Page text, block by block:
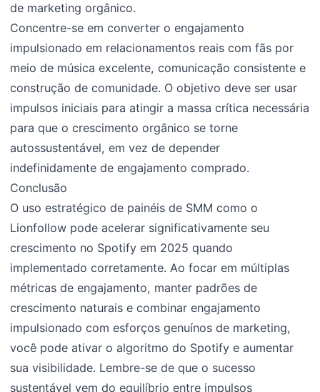
de marketing orgânico.
Concentre-se em converter o engajamento
impulsionado em relacionamentos reais com fãs por
meio de música excelente, comunicação consistente e
construção de comunidade. O objetivo deve ser usar
impulsos iniciais para atingir a massa crítica necessária
para que o crescimento orgânico se torne
autossustentável, em vez de depender
indefinidamente de engajamento comprado.
Conclusão
O uso estratégico de painéis de SMM como o
Lionfollow pode acelerar significativamente seu
crescimento no Spotify em 2025 quando
implementado corretamente. Ao focar em múltiplas
métricas de engajamento, manter padrões de
crescimento naturais e combinar engajamento
impulsionado com esforços genuínos de marketing,
você pode ativar o algoritmo do Spotify e aumentar
sua visibilidade. Lembre-se de que o sucesso
sustentável vem do equilíbrio entre impulsos